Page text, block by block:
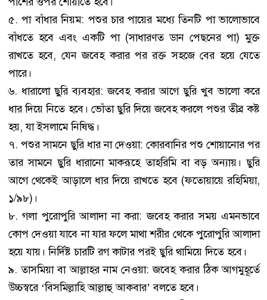
৫. পা বাঁধার নিয়ম: পশুর চার পায়ের মধ্যে তিনটি পা ভালোভাবে
বাঁধতে হবে এবং একটি পা (সাধারণত ডান পেছনের পা) মুক্ত
রাখতে হবে, যেন জবেহ করার পর রক্ত সহজে বের হয়ে যেতে
পারে।
৬. ধারালো ছুরি ব্যবহার: জবেহ করার আগে ছুরি খুব ভালো করে
ধার দিয়ে নিতে হবে। ভোঁতা ছুরি দিয়ে জবেহ করলে পশুর তীব্র কষ্ট
হয়, যা ইসলামে নিষিদ্ধ।
৭. পশুর সামনে ছুরি ধার না দেওয়া: কোরবানির পশু শোয়ানোর পর
তার সামনে ছুরি ধারানো মাকরূহে তাহরিমি বা বড় অন্যায়। ছুরি
আগে থেকেই আড়ালে ধার দিয়ে রাখতে হবে (ফতোয়ায়ে রহিমিয়া,
১/৯৮)।
৮. গলা পুরোপুরি আলাদা না করা: জবেহ করার সময় এমনভাবে
কোপ দেওয়া যাবে না যার ফলে মাথা শরীর থেকে পুরোপুরি আলাদা
হয়ে যায়। নির্দিষ্ট চারটি রগ কাটার পরই ছুরি থামিয়ে দিতে হবে।
৯. তাসমিয়া বা আল্লাহর নাম নেওয়া: জবেহ করার ঠিক আগমুহূর্তে
উচ্চস্বরে ‘বিসমিল্লাহি আল্লাহু আকবার’ বলতে হবে।